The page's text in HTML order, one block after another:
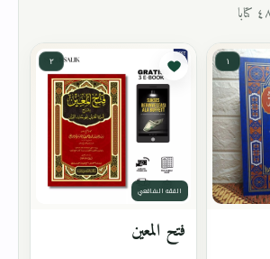
١ ٢
الفقه الشافعي
فتح المعين